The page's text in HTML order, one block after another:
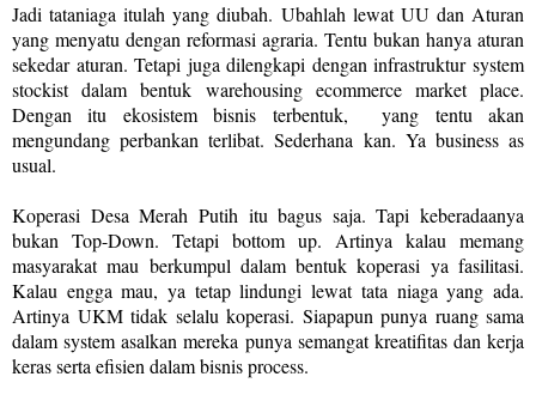
Jadi tataniaga itulah yang diubah. Ubahlah lewat UU dan Aturan
yang menyatu dengan reformasi agraria. Tentu bukan hanya aturan
sekedar aturan. Tetapi juga dilengkapi dengan infrastruktur system
stockist dalam bentuk warehousing ecommerce market place.
Dengan itu ekosistem bisnis terbentuk, yang tentu akan
mengundang perbankan terlibat. Sederhana kan. Ya business as
usual.
Koperasi Desa Merah Putih itu bagus saja. Tapi keberadaanya
bukan Top-Down. Tetapi bottom up. Artinya kalau memang
masyarakat mau berkumpul dalam bentuk koperasi ya fasilitasi.
Kalau engga mau, ya tetap lindungi lewat tata niaga yang ada.
Artinya UKM tidak selalu koperasi. Siapapun punya ruang sama
dalam system asalkan mereka punya semangat kreatifitas dan kerja
keras serta efisien dalam bisnis process.